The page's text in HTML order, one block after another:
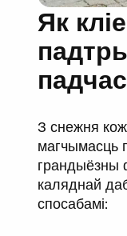
Як
З снежня
магчымасць
грандыёзны
каляднай
спосабамі: